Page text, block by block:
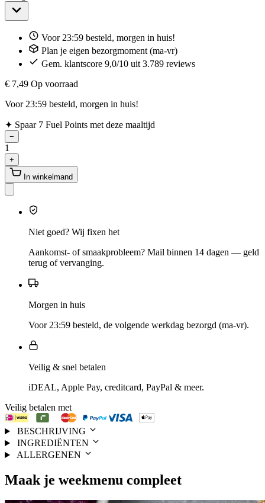
Voor 23:59 besteld, morgen in huis!
Plan je eigen bezorgmoment (ma-vr)
Gem. klantscore 9,0/10 uit 3.789 reviews
€ 7,49 Op voorraad
Voor 23:59 besteld, morgen in huis!
✦ Spaar 7 Fuel Points met deze maaltijd
−
1
+
In winkelmand
Niet goed? Wij fixen het
Aankomst- of smaakprobleem? Mail binnen 14 dagen — geld
terug of vervanging.
Morgen in huis
Voor 23:59 besteld, de volgende werkdag bezorgd (ma-vr).
Veilig & snel betalen
iDEAL, Apple Pay, creditcard, PayPal & meer.
Veilig betalen met
BESCHRIJVING
INGREDIËNTEN
ALLERGENEN
Maak je weekmenu compleet